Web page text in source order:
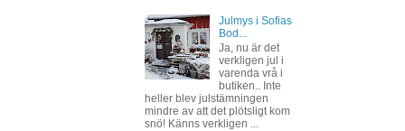
Julmys i Sofias
Bod...
Ja, nu är det
verkligen jul i
varenda vrå i
butiken.. Inte
heller blev julstämningen
mindre av att det plötsligt kom
snö! Känns verkligen ...